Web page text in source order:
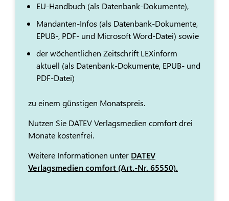
EU-Handbuch (als Datenbank-Dokumente),
Mandanten-Infos (als Datenbank-Dokumente,
EPUB-, PDF- und Microsoft Word-Datei) sowie
der wöchentlichen Zeitschrift LEXinform
aktuell (als Datenbank-Dokumente, EPUB- und
PDF-Datei)
zu einem günstigen Monatspreis.
Nutzen Sie DATEV Verlagsmedien comfort drei
Monate kostenfrei.
Weitere Informationen unter DATEV
Verlagsmedien comfort (Art.-Nr. 65550).